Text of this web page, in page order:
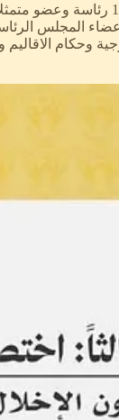
وجاء تشكيل المجلس من 14 رئاسة
المجلس
وحكام الاقاليم